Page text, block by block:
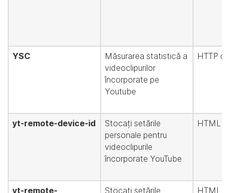
YSC
Măsurarea statistică a
videoclipurilor
încorporate pe
Youtube
HTTP
yt-remote-device-id
Stocați setările
personale pentru
videoclipurile
încorporate YouTube
HTML
yt-remote-
Stocați setările
HTML